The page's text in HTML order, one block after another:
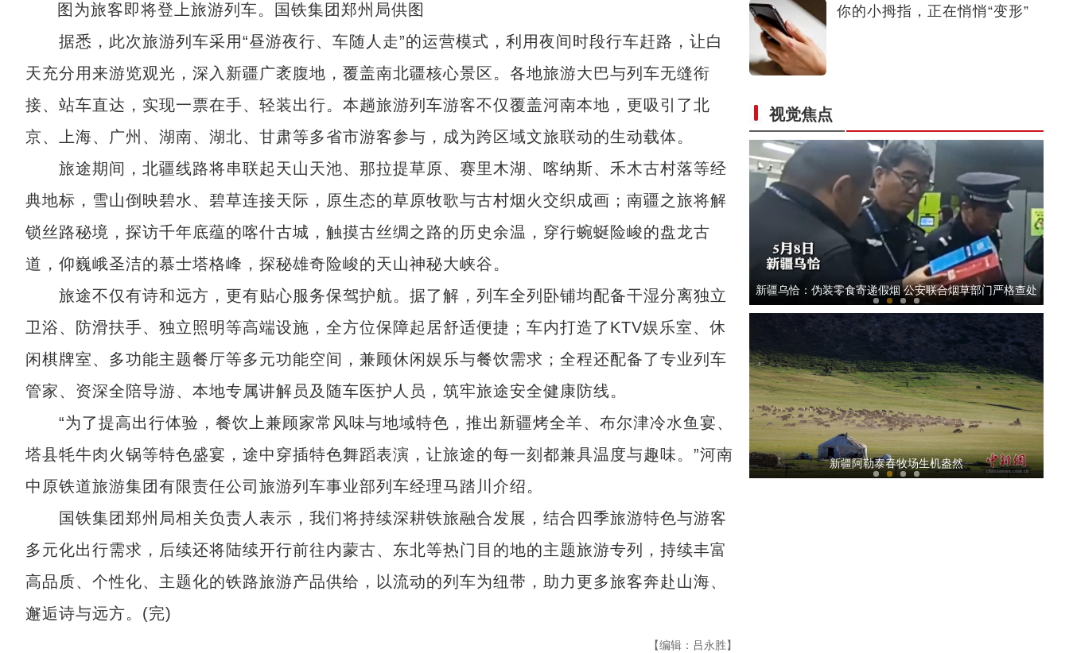
图为旅客即将登上旅游列车。国铁集团郑州局供图
据悉，此次旅游列车采用“昼游夜行、车随人走”的运营模式，利用夜间时段行车赶路，让白
天充分用来游览观光，深入新疆广袤腹地，覆盖南北疆核心景区。各地旅游大巴与列车无缝衔
接、站车直达，实现一票在手、轻装出行。本趟旅游列车游客不仅覆盖河南本地，更吸引了北
京、上海、广州、湖南、湖北、甘肃等多省市游客参与，成为跨区域文旅联动的生动载体。
旅途期间，北疆线路将串联起天山天池、那拉提草原、赛里木湖、喀纳斯、禾木古村落等经
典地标，雪山倒映碧水、碧草连接天际，原生态的草原牧歌与古村烟火交织成画；南疆之旅将解
锁丝路秘境，探访千年底蕴的喀什古城，触摸古丝绸之路的历史余温，穿行蜿蜒险峻的盘龙古
道，仰巍峨圣洁的慕士塔格峰，探秘雄奇险峻的天山神秘大峡谷。
旅途不仅有诗和远方，更有贴心服务保驾护航。据了解，列车全列卧铺均配备干湿分离独立
卫浴、防滑扶手、独立照明等高端设施，全方位保障起居舒适便捷；车内打造了KTV娱乐室、休
闲棋牌室、多功能主题餐厅等多元功能空间，兼顾休闲娱乐与餐饮需求；全程还配备了专业列车
管家、资深全陪导游、本地专属讲解员及随车医护人员，筑牢旅途安全健康防线。
“为了提高出行体验，餐饮上兼顾家常风味与地域特色，推出新疆烤全羊、布尔津冷水鱼宴、
塔县牦牛肉火锅等特色盛宴，途中穿插特色舞蹈表演，让旅途的每一刻都兼具温度与趣味。”河南
中原铁道旅游集团有限责任公司旅游列车事业部列车经理马踏川介绍。
国铁集团郑州局相关负责人表示，我们将持续深耕铁旅融合发展，结合四季旅游特色与游客
多元化出行需求，后续还将陆续开行前往内蒙古、东北等热门目的地的主题旅游专列，持续丰富
高品质、个性化、主题化的铁路旅游产品供给，以流动的列车为纽带，助力更多旅客奔赴山海、
邂逅诗与远方。(完)
【编辑：吕永胜】
你的小拇指，正在悄悄“变形”
视觉焦点
新疆：女子酒后从地库挪车被丈夫举报 交警取证后判其酒
新疆乌恰：伪装零食寄递假烟 公安联合烟草部门严格查处
独立卫浴、全景观景窗 “长三角之星”旅游列车开启首次试运
营
新疆阿勒泰春牧场生机盎然